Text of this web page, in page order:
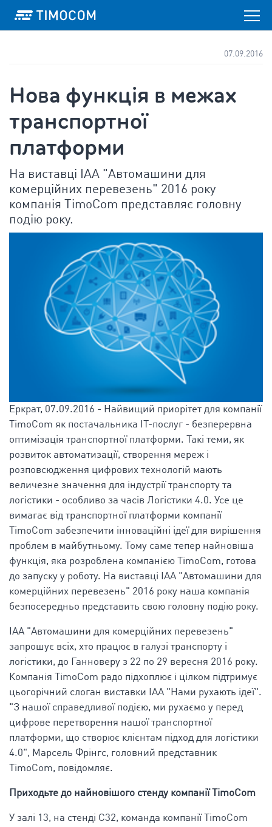
07.09.2016
Нова функція в межах
транспортної
платформи
На виставці IAA "Автомашини для
комерційних перевезень" 2016 року
компанія TimoCom представляє головну
подію року.
Еркрат, 07.09.2016 - Найвищий приорітет для компанії
TimoCom як постачальника ІТ-послуг - безперервна
оптимізація транспортної платформи. Такі теми, як
розвиток автоматизації, створення мереж і
розповсюдження цифрових технологій мають
величезне значення для індустрії транспорту та
логістики - особливо за часів Логістики 4.0. Усе це
вимагає від транспортної платформи компанії
TimoCom забезпечити інноваційні ідеї для вирішення
проблем в майбутньому. Тому саме тепер найновіша
функція, яка розроблена компанією TimoCom, готова
до запуску у роботу. На виставці IAA "Автомашини для
комерційних перевезень" 2016 року наша компанія
безпосередньо представить свою головну подію року.
IAA "Автомашини для комерційних перевезень"
запрошує всіх, хто працює в галузі транспорту і
логістики, до Ганноверу з 22 по 29 вересня 2016 року.
Компанія TimoCom радо підхоплює і цілком підтримує
цьогорічний слоган виставки IAA "Нами рухають ідеї".
"З нашої справедливої подією, ми рухаємо у перед
цифрове перетворення нашої транспортної
платформи, що створює клієнтам підход для логістики
4.0", Марсель Фрінгс, головний представник
TimoCom, повідомляє.
Приходьте до найновішого стенду компанії TimoCom
У залі 13, на стенді C32, команда компанії TimoCom